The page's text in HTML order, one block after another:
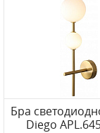
Бра
Diego